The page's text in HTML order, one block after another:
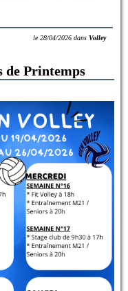
le28/04/2026 dansVolley
de Printemps